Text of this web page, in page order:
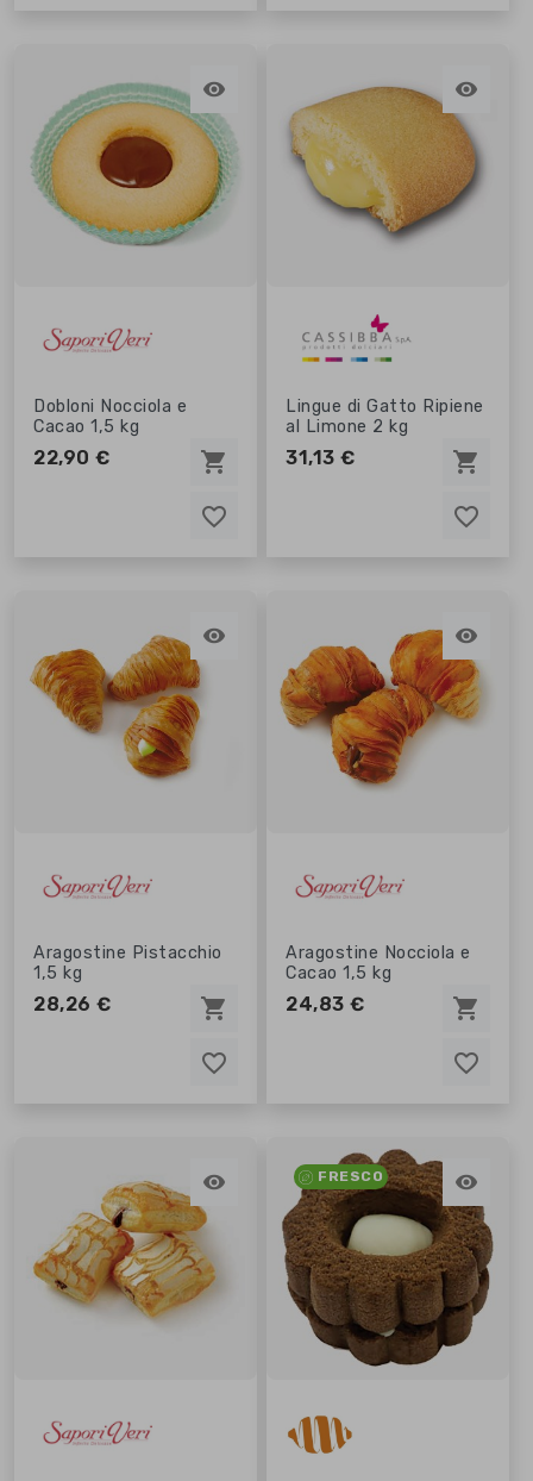

favorite_border
favorite_border
Dobloni Nocciola e
Cacao 1,5 kg
22,90 € shopping_cart

favorite_border
favorite_border
Lingue di Gatto Ripiene
al Limone 2 kg
31,13 € shopping_cart

favorite_border
favorite_border
Aragostine Pistacchio
1,5 kg
28,26 € shopping_cart

favorite_border
favorite_border
Aragostine Nocciola e
Cacao 1,5 kg
24,83 € shopping_cart
 FRESCO 